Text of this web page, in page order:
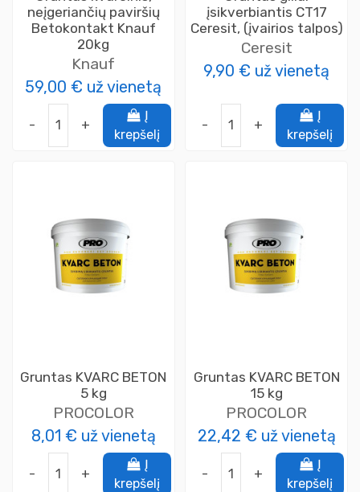
neįgeriančių paviršių
Betokontakt Knauf
20kg
Knauf
59,00 € už vienetą
- +
Į
krepšelį
įsikverbiantis CT17
Ceresit, (įvairios talpos)
Ceresit
9,90 € už vienetą
- +
Į
krepšelį
Gruntas KVARC BETON
5 kg
PROCOLOR
8,01 € už vienetą
- +
Į
krepšelį
Gruntas KVARC BETON
15 kg
PROCOLOR
22,42 € už vienetą
- +
Į
krepšelį